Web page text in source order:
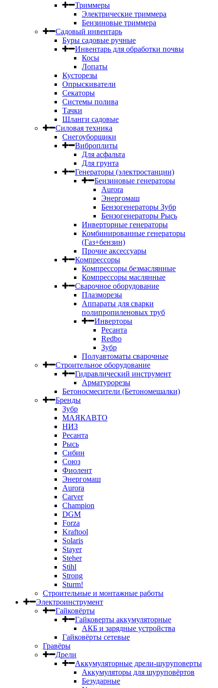
Триммеры
Электрические триммера
Бензиновые триммера
Садовый инвентарь
Буры садовые ручные
Инвентарь для обработки почвы
Косы
Лопаты
Кусторезы
Опрыскиватели
Секаторы
Системы полива
Тачки
Шланги садовые
Силовая техника
Снегоуборщики
Виброплиты
Для асфальта
Для грунта
Генераторы (электростанции)
Бензиновые генераторы
Aurora
Энергомаш
Бензогенераторы Зубр
Бензогенераторы Рысь
Инверторные генераторы
Комбинированные генераторы
(Газ+бензин)
Прочие аксессуары
Компрессоры
Компрессоры безмаслянные
Компрессоры маслянные
Сварочное оборудование
Плазморезы
Аппараты для сварки
полипропиленовых труб
Инверторы
Ресанта
Redbo
Зубр
Полуавтоматы сварочные
Строительное оборудование
Гидравлический инструмент
Арматурорезы
Бетоносмесители (Бетономешалки)
Бренды
Зубр
МАЯКАВТО
НИЗ
Ресанта
Рысь
Сибин
Союз
Фиолент
Энергомаш
Aurora
Carver
Champion
DGM
Forza
Kraftool
Solaris
Stayer
Steher
Stihl
Strong
Sturm!
Строительные и монтажные работы
Электроинструмент
Гайковёрты
Гайковерты аккумуляторные
АКБ и зарядные устройства
Гайковёрты сетевые
Гравёры
Дрели
Аккумуляторные дрели-шуруповерты
Аккумуляторы для шуруповёртов
Безударные